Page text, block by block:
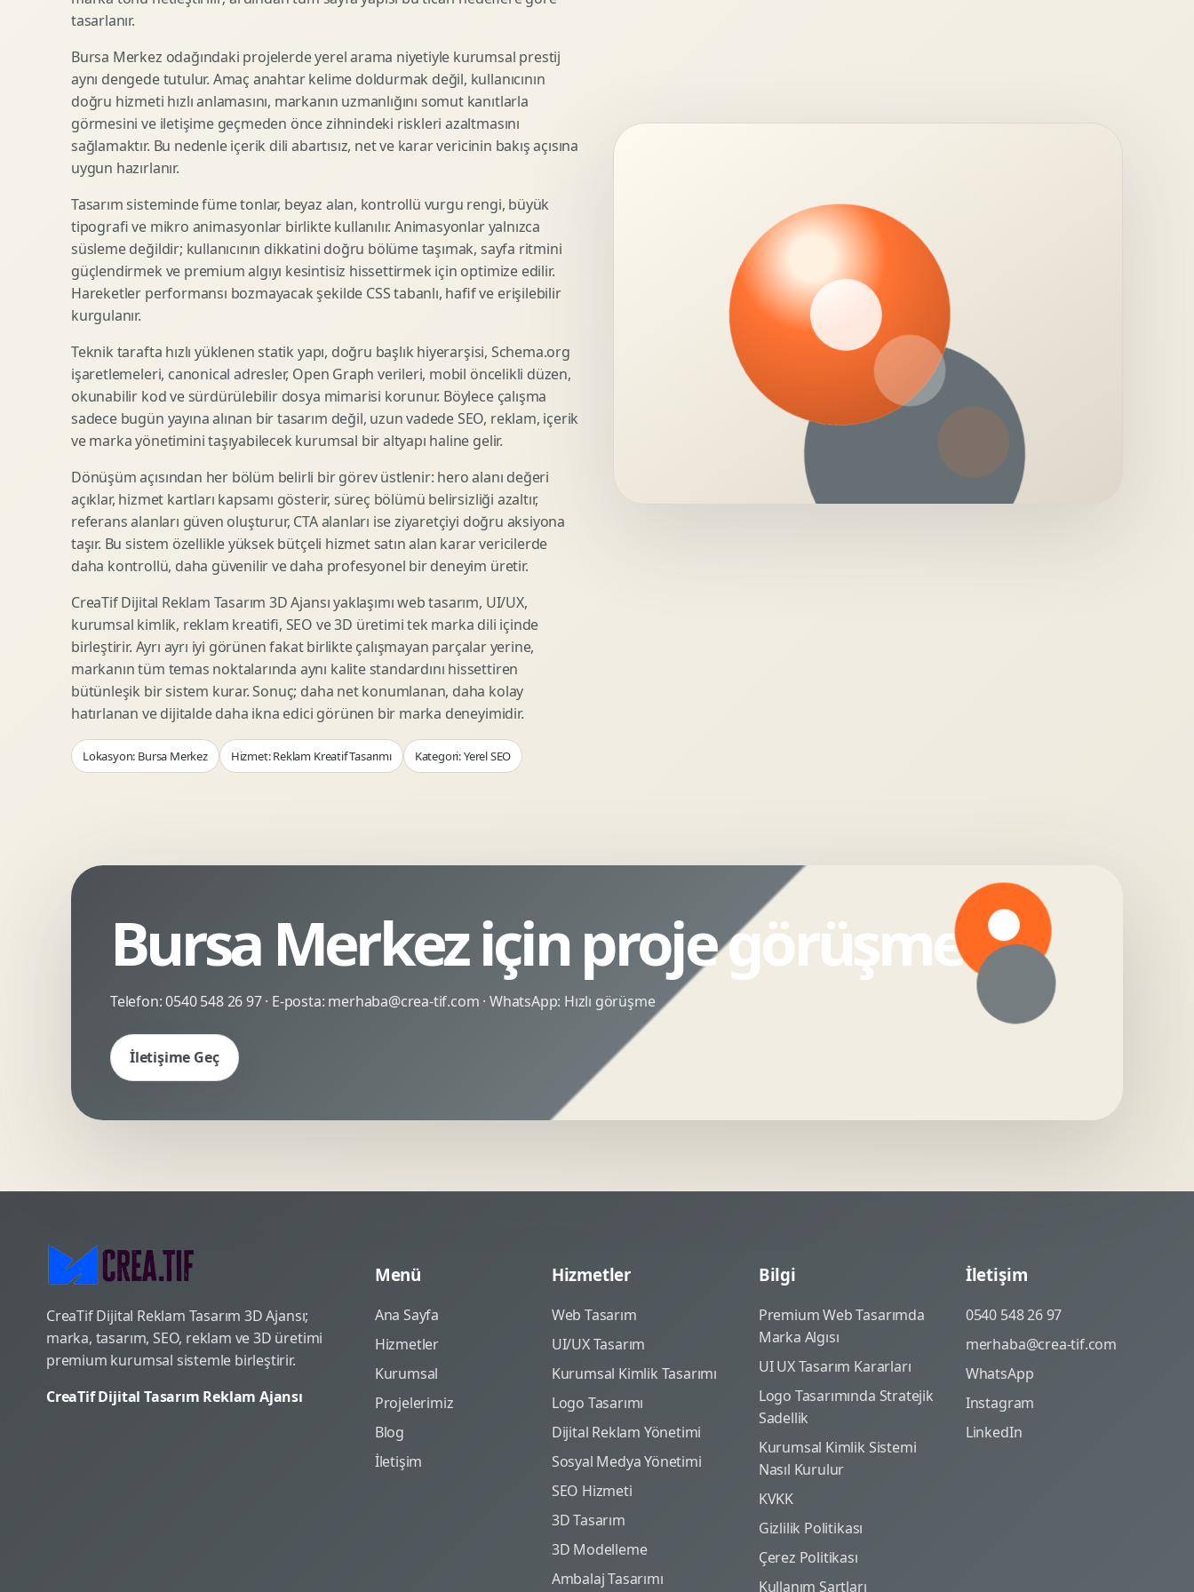
SEO Icerik Stratejisi
Schema Markup Optimizasyonu 3D Lansman Filmi Teknik Modelleme
Premium Ambalaj Tasarimi
Etiket Tasarimi
Kutu Tasarimi
Raf Gorunurlugu
Gida Ambalaj Tasarimi
Kozmetik Ambalaj Tasarimi
E Ticaret Kutu Tasarimi
Ambalaj Mockup Tasarimi
Afis Tasarimi
Brosur Tasarimi
Sunum Tasarimi
Katalog Tasarimi
Infografik Tasarimi
Fuaye Gorsel Tasarimi
Kurumsal Ilan Tasarimi
Marka Stratejisi
Marka Konumlandirma
Rekabet Analizi
Hedef Kitle Analizi
Marka Mimarisi
Deger Onerisi Tasarimi
Pazara Giris Stratejisi
Shopify Tasarim
Woocommerce Tasarim
Eticaret UX Optimizasyonu
Kategori Sayfasi Tasarimi
Sepet Odeme UX
Eticaret SEO Altyapisi
Lead Generation Landing Page
Reklam Landing Page
Webinar Landing Page
App Landing Page
Form Optimizasyonu
Sales Page Tasarimi
Display Banner Tasarimi
Video Reklam Kreatifi
Outdoor Reklam Tasarimi
Performans Kreatif Seti
Story Reklam Tasarimi
Statik Reklam Gorseli
Motion Banner Tasarimi
Logo Animasyonu
Mikro Animasyon Tasarimi
Reklam Motion Video
Arayuz Animasyonu
Sosyal Medya Motion
Webgl Deneyim Tasarimi
AI Gorsel Konsept
No Code Prototip
Veri Gorsellestirme
tasarlanır.
Bursa Merkez odağındaki projelerde yerel arama niyetiyle kurumsal prestij
aynı dengede tutulur. Amaç anahtar kelime doldurmak değil, kullanıcının
doğru hizmeti hızlı anlamasını, markanın uzmanlığını somut kanıtlarla
görmesini ve iletişime geçmeden önce zihnindeki riskleri azaltmasını
sağlamaktır. Bu nedenle içerik dili abartısız, net ve karar vericinin bakış açısına
uygun hazırlanır.
Tasarım sisteminde füme tonlar, beyaz alan, kontrollü vurgu rengi, büyük
tipografi ve mikro animasyonlar birlikte kullanılır. Animasyonlar yalnızca
süsleme değildir; kullanıcının dikkatini doğru bölüme taşımak, sayfa ritmini
güçlendirmek ve premium algıyı kesintisiz hissettirmek için optimize edilir.
Hareketler performansı bozmayacak şekilde CSS tabanlı, hafif ve erişilebilir
kurgulanır.
Teknik tarafta hızlı yüklenen statik yapı, doğru başlık hiyerarşisi, Schema.org
işaretlemeleri, canonical adresler, Open Graph verileri, mobil öncelikli düzen,
okunabilir kod ve sürdürülebilir dosya mimarisi korunur. Böylece çalışma
sadece bugün yayına alınan bir tasarım değil, uzun vadede SEO, reklam, içerik
ve marka yönetimini taşıyabilecek kurumsal bir altyapı haline gelir.
Dönüşüm açısından her bölüm belirli bir görev üstlenir: hero alanı değeri
açıklar, hizmet kartları kapsamı gösterir, süreç bölümü belirsizliği azaltır,
referans alanları güven oluşturur, CTA alanları ise ziyaretçiyi doğru aksiyona
taşır. Bu sistem özellikle yüksek bütçeli hizmet satın alan karar vericilerde
daha kontrollü, daha güvenilir ve daha profesyonel bir deneyim üretir.
CreaTif Dijital Reklam Tasarım 3D Ajansı yaklaşımı web tasarım, UI/UX,
kurumsal kimlik, reklam kreatifi, SEO ve 3D üretimi tek marka dili içinde
birleştirir. Ayrı ayrı iyi görünen fakat birlikte çalışmayan parçalar yerine,
markanın tüm temas noktalarında aynı kalite standardını hissettiren
bütünleşik bir sistem kurar. Sonuç; daha net konumlanan, daha kolay
hatırlanan ve dijitalde daha ikna edici görünen bir marka deneyimidir.
Lokasyon: Bursa Merkez Hizmet: Reklam Kreatif Tasarımı Kategori: Yerel SEO
Bursa Merkez için proje görüşmesi
Telefon:0540 548 26 97· E-posta: merhaba@crea-tif.com · WhatsApp: Hızlı görüşme
İletişime Geç
CreaTif Dijital Reklam Tasarım 3D Ajansı;
marka, tasarım, SEO, reklam ve 3D üretimi
premium kurumsal sistemle birleştirir.
CreaTif Dijital Tasarım Reklam Ajansı
Menü
Ana Sayfa
Hizmetler
Kurumsal
Projelerimiz
Blog
İletişim
Hizmetler
Web Tasarım
UI/UX Tasarım
Kurumsal Kimlik Tasarımı
Logo Tasarımı
Dijital Reklam Yönetimi
Sosyal Medya Yönetimi
SEO Hizmeti
3D Tasarım
3D Modelleme
Ambalaj Tasarımı
Bilgi
Premium Web Tasarımda
Marka Algısı
UI UX Tasarım Kararları
Logo Tasarımında Stratejik
Sadellik
Kurumsal Kimlik Sistemi
Nasıl Kurulur
KVKK
Gizlilik Politikası
Çerez Politikası
Kullanım Şartları
İletişim
0540 548 26 97
merhaba@crea-tif.com
WhatsApp
Instagram
LinkedIn